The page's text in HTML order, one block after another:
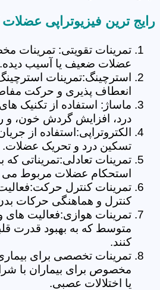
رایج ترین فیزیوتراپی
تمرینات تقویتی: تمرینات
عضلات ضعیف یا آسیب دیده.
استرچینگ:تمرینات
انعطاف پذیری و حرکت
ماساژ: استفاده از تکنیک
درد، افزایش گردش خون،
الکتروتراپی:استفاده از
تسکین درد و تحریک عضلات.
تمرینات تعادلی:تمریناتی که
استحکام عضلات مربوط می
تمرینات کنترل
کنترل و هماهنگی حرکات
تمرینات هوازی:فعالیت
متوسط که به بهبود قدرت
کنند.
تمرینات تخصصی برای
مخصوص برای بیماران با
یا اختلالات عصبی.